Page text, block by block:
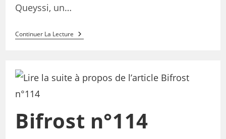
Queyssi, un…
Continuer La Lecture
Bifrost n°114